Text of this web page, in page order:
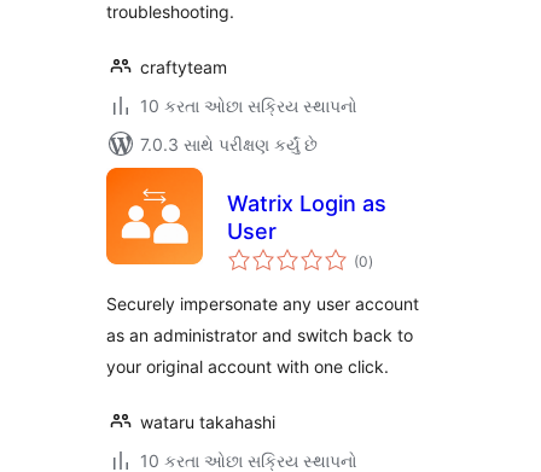
troubleshooting.
craftyteam
10 કરતા ઓછા સક્રિય સ્થાપનો
7.0.3 સાથે પરીક્ષણ કર્યું છે
Watrix Login as
User
(0કુલ
રેટિંગ્સ
)
Securely impersonate any user account
as an administrator and switch back to
your original account with one click.
wataru takahashi
10 કરતા ઓછા સક્રિય સ્થાપનો